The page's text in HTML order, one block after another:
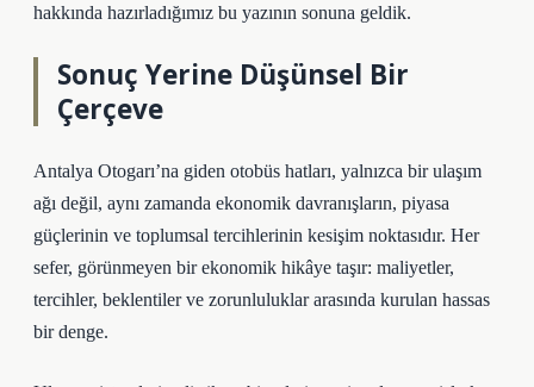
hakkında hazırladığımız bu yazının sonuna geldik.
Sonuç Yerine Düşünsel Bir
Çerçeve
Antalya Otogarı’na giden otobüs hatları, yalnızca bir ulaşım
ağı değil, aynı zamanda ekonomik davranışların, piyasa
güçlerinin ve toplumsal tercihlerinin kesişim noktasıdır. Her
sefer, görünmeyen bir ekonomik hikâye taşır: maliyetler,
tercihler, beklentiler ve zorunluluklar arasında kurulan hassas
bir denge.